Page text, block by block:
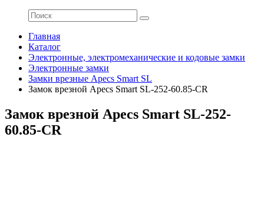
Главная
Каталог
Электронные, электромеханические и кодовые замки
Электронные замки
Замки врезные Apecs Smart SL
Замок врезной Apecs Smart SL-252-60.85-CR
Замок врезной Apecs Smart SL-252-
60.85-CR